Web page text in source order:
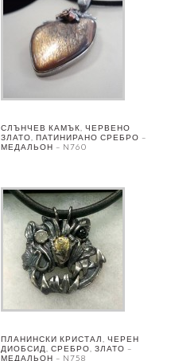
СЛЪНЧЕВ КАМЪК, ЧЕРВЕНО
ЗЛАТО, ПАТИНИРАНО СРЕБРО –
МЕДАЛЬОН – N760
ПЛАНИНСКИ КРИСТАЛ, ЧЕРЕН
ДИОБСИД, СРЕБРО, ЗЛАТО –
МЕДАЛЬОН – N758